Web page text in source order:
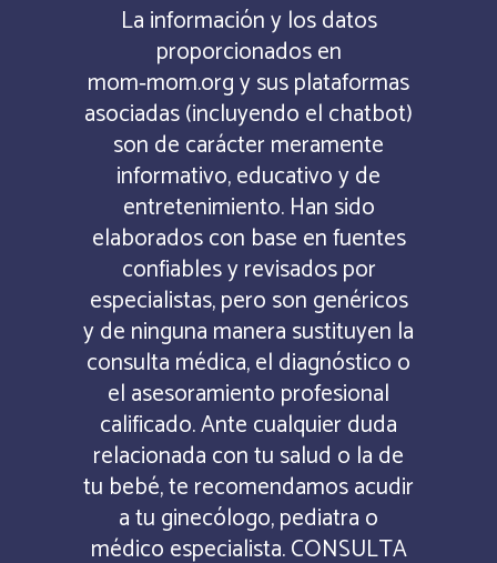
La información y los datos
proporcionados en
mom‑mom.org y sus plataformas
asociadas (incluyendo el chatbot)
son de carácter meramente
informativo, educativo y de
entretenimiento. Han sido
elaborados con base en fuentes
confiables y revisados por
especialistas, pero son genéricos
y de ninguna manera sustituyen la
consulta médica, el diagnóstico o
el asesoramiento profesional
calificado. Ante cualquier duda
relacionada con tu salud o la de
tu bebé, te recomendamos acudir
a tu ginecólogo, pediatra o
médico especialista. CONSULTA